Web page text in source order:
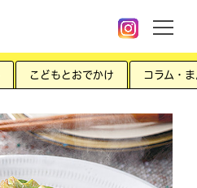
こどもとおでかけ コラム・